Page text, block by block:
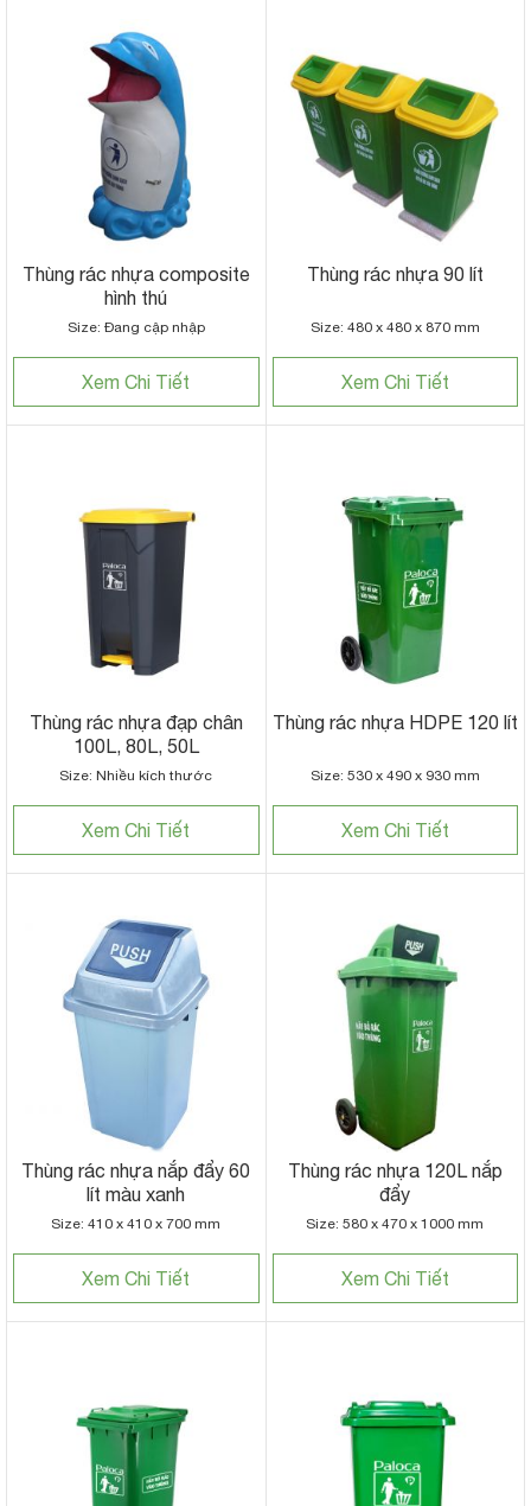
Thùng rác nhựa composite
hình thú
Size: Đang cập nhập
Xem Chi Tiết
Thùng rác nhựa 90 lít
Size: 480 x 480 x 870 mm
Xem Chi Tiết
Thùng rác nhựa đạp chân
100L, 80L, 50L
Size: Nhiều kích thước
Xem Chi Tiết
Thùng rác nhựa HDPE 120 lít
Size: 530 x 490 x 930 mm
Xem Chi Tiết
Thùng rác nhựa nắp đẩy 60
lít màu xanh
Size: 410 x 410 x 700 mm
Xem Chi Tiết
Thùng rác nhựa 120L nắp
đẩy
Size: 580 x 470 x 1000 mm
Xem Chi Tiết